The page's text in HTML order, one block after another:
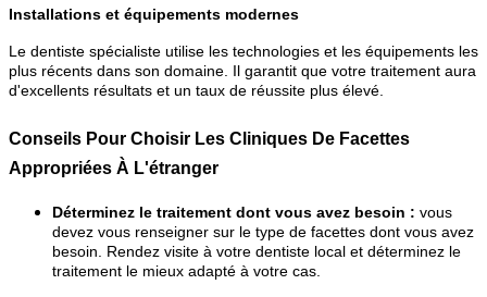
Installations et équipements modernes
Le dentiste spécialiste utilise les technologies et les équipements les
plus récents dans son domaine. Il garantit que votre traitement aura
d'excellents résultats et un taux de réussite plus élevé.
Conseils Pour Choisir Les Cliniques De Facettes
Appropriées À L'étranger
Déterminez le traitement dont vous avez besoin : vous
devez vous renseigner sur le type de facettes dont vous avez
besoin. Rendez visite à votre dentiste local et déterminez le
traitement le mieux adapté à votre cas.